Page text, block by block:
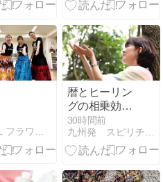
ソレイユ フラワー＆カルチャー
暦とヒーリン
グの相乗効果
｜過去の気づ
きが「一本の
線」に繋がる
30時間前
九州発 スピリチュアルヒーラー 松 純子